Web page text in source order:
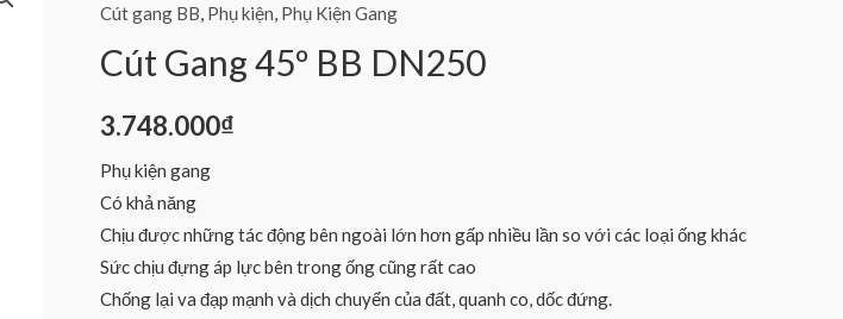
Cút gang BB, Phụ kiện, Phụ Kiện Gang
Cút Gang 45º BB DN250
3.748.000₫
Phụ kiện gang
Có khả năng
Chịu được những tác động bên ngoài lớn hơn gấp nhiều lần so với các loại ống khác
Sức chịu đựng áp lực bên trong ống cũng rất cao
Chống lại va đạp mạnh và dịch chuyển của đất, quanh co, dốc đứng.